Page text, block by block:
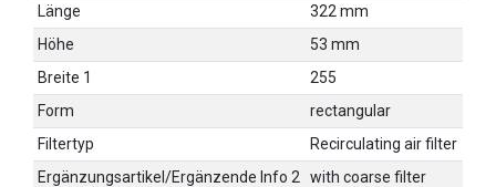
Länge
322 mm
Höhe
53 mm
Breite 1
255
Form
rectangular
Filtertyp
Recirculating air filter
Ergänzungsartikel/Ergänzende Info 2
with coarse filter